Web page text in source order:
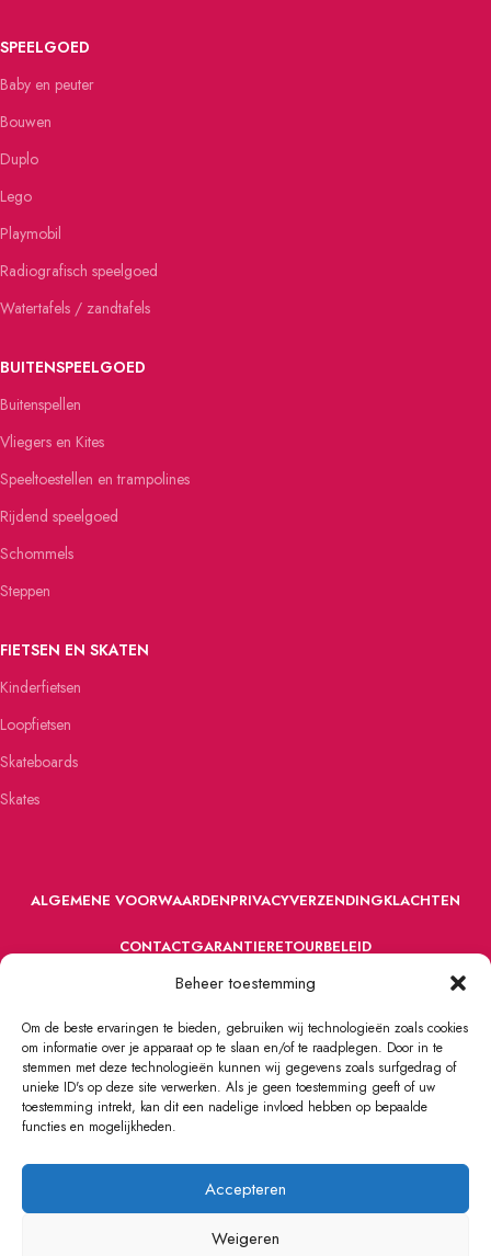
Beheer toestemming
Om de beste ervaringen te bieden, gebruiken wij technologieën zoals cookies
om informatie over je apparaat op te slaan en/of te raadplegen. Door in te
stemmen met deze technologieën kunnen wij gegevens zoals surfgedrag of
unieke ID's op deze site verwerken. Als je geen toestemming geeft of uw
toestemming intrekt, kan dit een nadelige invloed hebben op bepaalde
functies en mogelijkheden.
Accepteren
Weigeren
SPEELGOED
Baby en peuter
Bouwen
Duplo
Lego
Playmobil
Radiografisch speelgoed
Watertafels / zandtafels
BUITENSPEELGOED
Buitenspellen
Vliegers en Kites
Speeltoestellen en trampolines
Rijdend speelgoed
Schommels
Steppen
FIETSEN EN SKATEN
Kinderfietsen
Loopfietsen
Skateboards
Skates
ALGEMENE VOORWAARDENPRIVACYVERZENDINGKLACHTEN
CONTACTGARANTIERETOURBELEID
VOORDEFUN.NL 2022 Powered by Handelsonderneming MELS.